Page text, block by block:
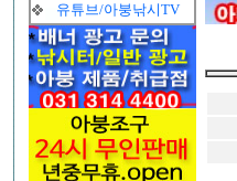
유튜브/아붕낚시TV